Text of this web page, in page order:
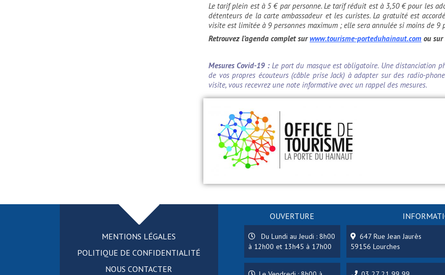
Le tarif plein est à 5 € par personne. Le tarif réduit est à 3,50 € pour les
détenteurs de la carte ambassadeur et les curistes. La gratuité est
visite est limitée à 9 personnes maximum ; elle sera annulée si moins de 9
Retrouvez l’agenda complet surwww.tourisme-porteduhainaut.com ou sur
Mesures Covid-19 :Le port du masque est obligatoire. Une distanciation
de vos propres écouteurs (câble prise Jack) à adapter sur des radio-
visite, vous recevrez une note informative avec un rappel des mesures.
MENTIONS LÉGALES
POLITIQUE DE CONFIDENTIALITÉ
NOUS CONTACTER
OUVERTURE
Du Lundi au Jeudi : 8h00
à 12h00 et 13h45 à 17h00
647 Rue Jean Jaurès
59156 Lourches